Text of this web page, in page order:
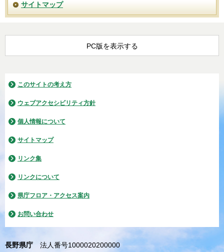
サイトマップ
PC版を表示する
このサイトの考え方
ウェブアクセシビリティ方針
個人情報について
サイトマップ
リンク集
リンクについて
県庁フロア・アクセス案内
お問い合わせ
長野県庁
法人番号1000020200000